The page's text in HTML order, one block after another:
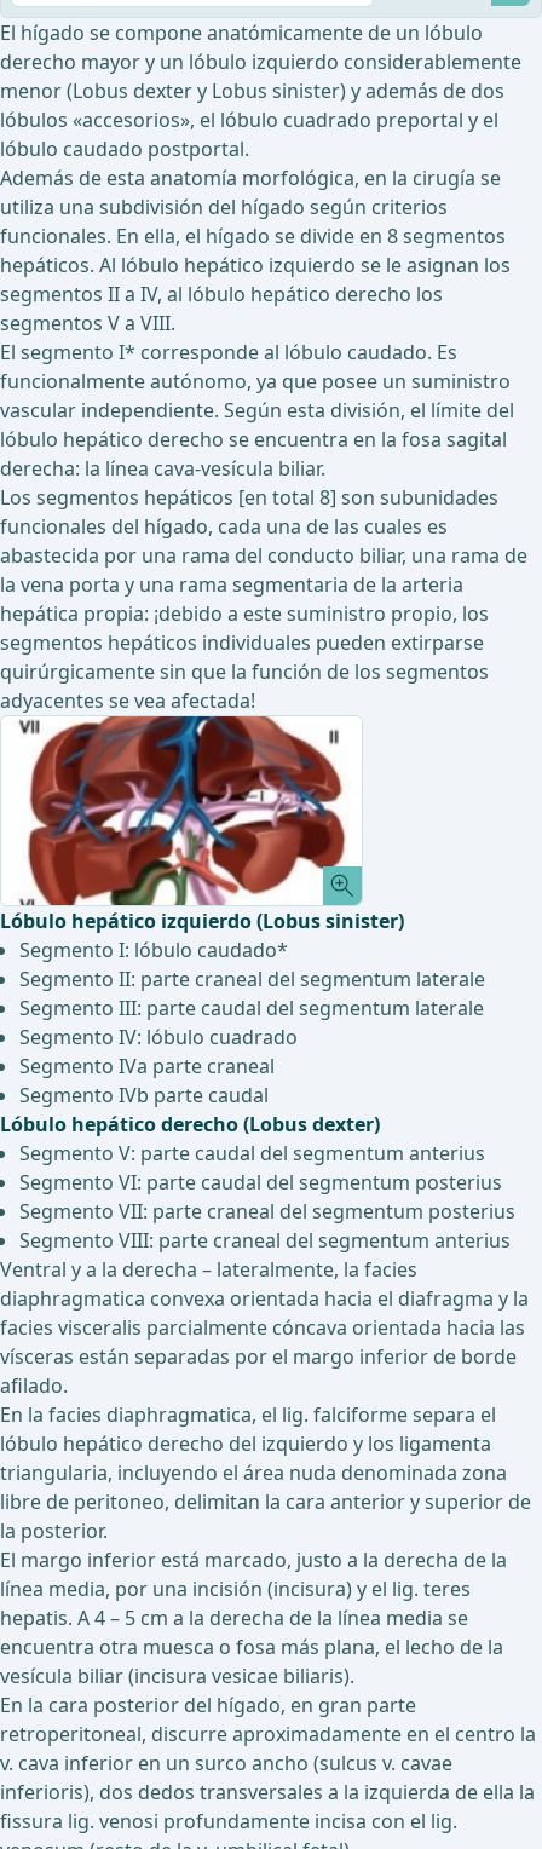
El hígado se compone anatómicamente de un lóbulo
derecho mayor y un lóbulo izquierdo considerablemente
menor (Lobus dexter y Lobus sinister) y además de dos
lóbulos «accesorios», el lóbulo cuadrado preportal y el
lóbulo caudado postportal.
Además de esta anatomía morfológica, en la cirugía se
utiliza una subdivisión del hígado según criterios
funcionales. En ella, el hígado se divide en 8 segmentos
hepáticos. Al lóbulo hepático izquierdo se le asignan los
segmentos II a IV, al lóbulo hepático derecho los
segmentos V a VIII.
El segmento I* corresponde al lóbulo caudado. Es
funcionalmente autónomo, ya que posee un suministro
vascular independiente. Según esta división, el límite del
lóbulo hepático derecho se encuentra en la fosa sagital
derecha: la línea cava-vesícula biliar.
Los segmentos hepáticos [en total 8] son subunidades
funcionales del hígado, cada una de las cuales es
abastecida por una rama del conducto biliar, una rama de
la vena porta y una rama segmentaria de la arteria
hepática propia: ¡debido a este suministro propio, los
segmentos hepáticos individuales pueden extirparse
quirúrgicamente sin que la función de los segmentos
adyacentes se vea afectada!
Lóbulo hepático izquierdo (Lobus sinister)
Segmento I: lóbulo caudado*
Segmento II: parte craneal del segmentum laterale
Segmento III: parte caudal del segmentum laterale
Segmento IV: lóbulo cuadrado
Segmento IVa parte craneal
Segmento IVb parte caudal
Lóbulo hepático derecho (Lobus dexter)
Segmento V: parte caudal del segmentum anterius
Segmento VI: parte caudal del segmentum posterius
Segmento VII: parte craneal del segmentum posterius
Segmento VIII: parte craneal del segmentum anterius
Ventral y a la derecha – lateralmente, la facies
diaphragmatica convexa orientada hacia el diafragma y la
facies visceralis parcialmente cóncava orientada hacia las
vísceras están separadas por el margo inferior de borde
afilado.
En la facies diaphragmatica, el lig. falciforme separa el
lóbulo hepático derecho del izquierdo y los ligamenta
triangularia, incluyendo el área nuda denominada zona
libre de peritoneo, delimitan la cara anterior y superior de
la posterior.
El margo inferior está marcado, justo a la derecha de la
línea media, por una incisión (incisura) y el lig. teres
hepatis. A 4 – 5 cm a la derecha de la línea media se
encuentra otra muesca o fosa más plana, el lecho de la
vesícula biliar (incisura vesicae biliaris).
En la cara posterior del hígado, en gran parte
retroperitoneal, discurre aproximadamente en el centro la
v. cava inferior en un surco ancho (sulcus v. cavae
inferioris), dos dedos transversales a la izquierda de ella la
fissura lig. venosi profundamente incisa con el lig.